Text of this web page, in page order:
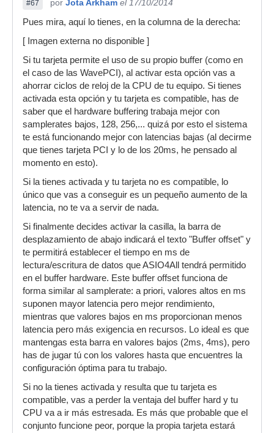
#67 por Jota Arkham el 17/10/2014
Pues mira, aquí lo tienes, en la columna de la derecha:
[ Imagen externa no disponible ]
Si tu tarjeta permite el uso de su propio buffer (como en
el caso de las WavePCI), al activar esta opción vas a
ahorrar ciclos de reloj de la CPU de tu equipo. Si tienes
activada esta opción y tu tarjeta es compatible, has de
saber que el hardware buffering trabaja mejor con
samplerates bajos, 128, 256,... quizá por esto el sistema
te está funcionando mejor con latencias bajas (al decirme
que tienes tarjeta PCI y lo de los 20ms, he pensado al
momento en esto).
Si la tienes activada y tu tarjeta no es compatible, lo
único que vas a conseguir es un pequeño aumento de la
latencia, no te va a servir de nada.
Si finalmente decides activar la casilla, la barra de
desplazamiento de abajo indicará el texto "Buffer offset" y
te permitirá establecer el tiempo en ms de
lectura/escritura de datos que ASIO4All tendrá permitido
en el buffer hardware. Este buffer offset funciona de
forma similar al samplerate: a priori, valores altos en ms
suponen mayor latencia pero mejor rendimiento,
mientras que valores bajos en ms proporcionan menos
latencia pero más exigencia en recursos. Lo ideal es que
mantengas esta barra en valores bajos (2ms, 4ms), pero
has de jugar tú con los valores hasta que encuentres la
configuración óptima para tu trabajo.
Si no la tienes activada y resulta que tu tarjeta es
compatible, vas a perder la ventaja del buffer hard y tu
CPU va a ir más estresada. Es más que probable que el
conjunto funcione peor, porque la propia tarjeta estará